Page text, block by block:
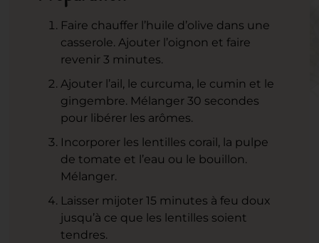
Faire chauffer l’huile d’olive dans une
casserole. Ajouter l’oignon et faire
revenir 3 minutes.
Ajouter l’ail, le curcuma, le cumin et le
gingembre. Mélanger 30 secondes
pour libérer les arômes.
Incorporer les lentilles corail, la pulpe
de tomate et l’eau ou le bouillon.
Mélanger.
Laisser mijoter 15 minutes à feu doux
jusqu’à ce que les lentilles soient
tendres.